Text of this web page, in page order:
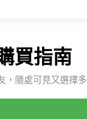
買指南
，隨處可見又選擇